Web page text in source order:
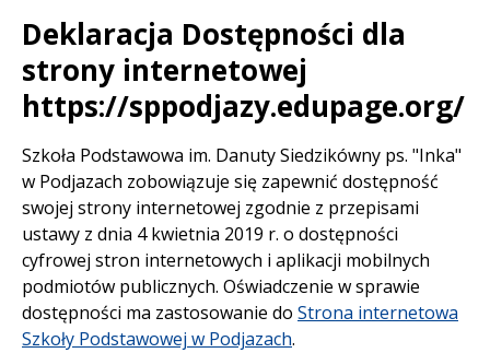
Treść
Deklaracja Dostępności dla
strony internetowej
https://sppodjazy.edupage.org/
Szkoła Podstawowa im. Danuty Siedzikówny ps. "Inka"
w Podjazach zobowiązuje się zapewnić dostępność
swojej strony internetowej zgodnie z przepisami
ustawy z dnia 4 kwietnia 2019 r. o dostępności
cyfrowej stron internetowych i aplikacji mobilnych
podmiotów publicznych. Oświadczenie w sprawie
dostępności ma zastosowanie do Strona internetowa
Szkoły Podstawowej w Podjazach.